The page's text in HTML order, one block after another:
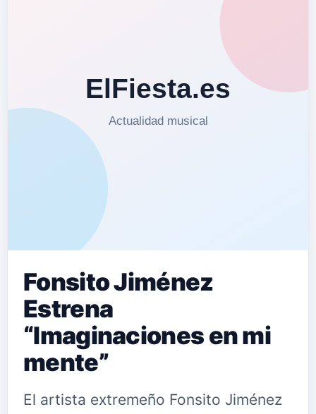
Fonsito Jiménez
Estrena
“Imaginaciones en mi
mente”
El artista extremeño Fonsito Jiménez